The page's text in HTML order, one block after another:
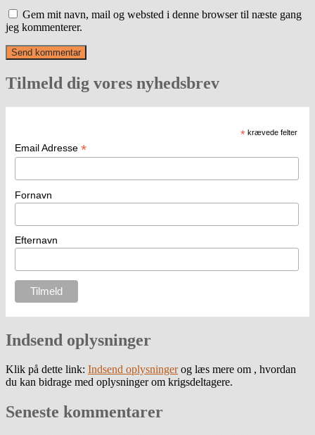
Gem mit navn, mail og websted i denne browser til næste gang
jeg kommenterer.
Tilmeld dig vores nyhedsbrev
* krævede felter
Email Adresse *
Fornavn
Efternavn
Indsend oplysninger
Klik på dette link: Indsend oplysningerog læs mere om , hvordan
du kan bidrage med oplysninger om krigsdeltagere.
Seneste kommentarer